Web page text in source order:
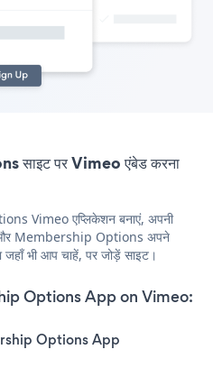
पर Vimeo एंबेड करना
Vimeo एप्लिकेशन बनाएं, अपनी
और Membership Options अपने
जहाँ भी आप चाहें, पर जोड़ें साइट।
Options App on Vimeo:
Options App